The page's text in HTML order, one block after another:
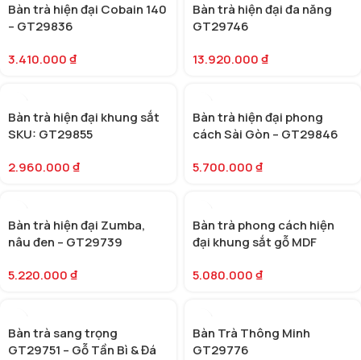
Bàn trà hiện đại Cobain 140
– GT29836
3.410.000₫
Bàn trà hiện đại đa năng
GT29746
13.920.000₫
Bàn trà hiện đại khung sắt
SKU: GT29855
2.960.000₫
Bàn trà hiện đại phong
cách Sài Gòn – GT29846
5.700.000₫
Bàn trà hiện đại Zumba,
nâu đen – GT29739
5.220.000₫
Bàn trà phong cách hiện
đại khung sắt gỗ MDF
5.080.000₫
Bàn trà sang trọng
GT29751 – Gỗ Tần Bì & Đá
Bàn Trà Thông Minh
GT29776